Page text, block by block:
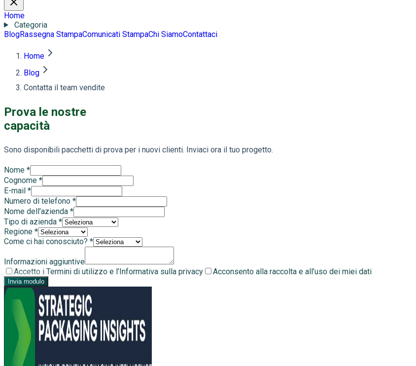
Home
Categoria
BlogRassegna StampaComunicati StampaChi SiamoContattaci
Home
Blog
Contatta il team vendite
Prova le nostre
capacità
Sono disponibili pacchetti di prova per i nuovi clienti. Inviaci ora il tuo progetto.
Nome *
Cognome *
E-mail *
Numero di telefono *
Nome dell’azienda *
Tipo di azienda *
Regione *
Come ci hai conosciuto? *
Informazioni aggiuntive
Accetto i Termini di utilizzo e l’Informativa sulla privacy
Acconsento alla raccolta e all’uso dei miei dati
Invia modulo